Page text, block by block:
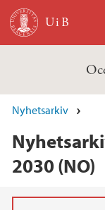
Hopp til hovedinnhold
Nyhetsarkiv
2030 (NO)